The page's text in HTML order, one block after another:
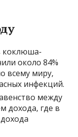
коклюша-
около 84%
всему миру,
инфекций.
между
дохода, где в